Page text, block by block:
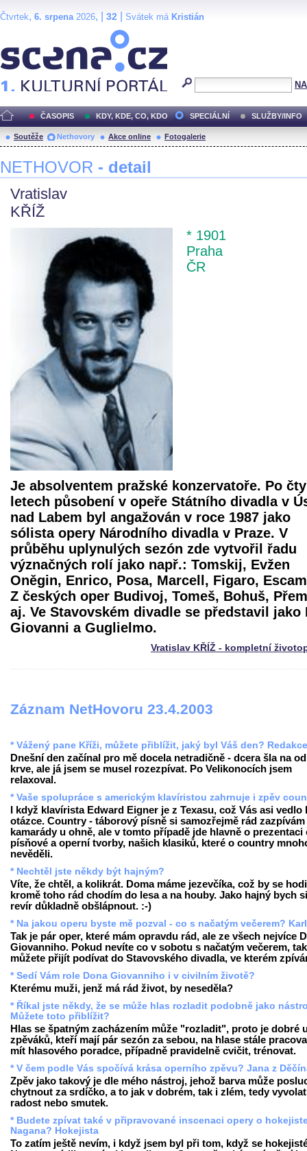
Čtvrtek, 6. srpena2026, | 32 Svátek má Kristián
ČASOPIS KDY, KDE, CO, KDO SPECIÁLNÍ SLUŽBY/INFO
Soutěže Nethovory Akce online Fotogalerie
NETHOVOR - detail
Vratislav
KŘÍŽ
* 1901
Praha
ČR
Je absolventem pražské konzervatoře. Po
letech působení v opeře Státního divadla v
nad Labem byl angažován v roce 1987 jako
sólista opery Národního divadla v Praze. V
průběhu uplynulých sezón zde vytvořil řadu
význačných rolí jako např.: Tomskij, Evžen
Oněgin, Enrico, Posa, Marcell, Figaro,
Z českých oper Budivoj, Tomeš, Bohuš,
aj. Ve Stavovském divadle se představil jako
Giovanni a Guglielmo.
Vratislav KŘÍŽ - kompletní
Záznam NetHovoru 23.4.2003
* Vážený pane Kříži, můžete přiblížit, jaký byl Váš den? Redakce
Dnešní den začínal pro mě docela netradičně - dcera šla na
krve, ale já jsem se musel rozezpívat. Po Velikonocích jsem
relaxoval.
* Vaše spolupráce s americkým klavíristou zahrnuje i zpěv
I když klavírista Edward Eigner je z Texasu, což Vás asi vedlo
otázce. Country - táborový písně si samozřejmě rád zazpívám
kamarády u ohně, ale v tomto případě jde hlavně o prezentaci
písňové a operní tvorby, našich klasiků, které o country
nevěděli.
* Nechtěl jste někdy být hajným?
Víte, že chtěl, a kolikrát. Doma máme jezevčíka, což by se
kromě toho rád chodím do lesa a na houby. Jako hajný bych
revír důkladně obšlápnout. :-)
* Na jakou operu byste mě pozval - co s načatým večerem?
Tak je pár oper, které mám opravdu rád, ale ze všech nejvíce
Giovanniho. Pokud nevíte co v sobotu s načatým večerem,
můžete přijít podívat do Stavovského divadla, ve kterém
* Sedí Vám role Dona Giovanniho i v civilním životě?
Kterému muži, jenž má rád život, by neseděla?
* Říkal jste někdy, že se může hlas rozladit podobně jako
Můžete toto přiblížit?
Hlas se špatným zacházením může "rozladit", proto je dobré
zpěváků, kteří mají pár sezón za sebou, na hlase stále
mít hlasového poradce, případně pravidelně cvičit, trénovat.
* V čem podle Vás spočívá krása operního zpěvu? Jana z
Zpěv jako takový je dle mého nástroj, jehož barva může
chytnout za srdíčko, a to jak v dobrém, tak i zlém, tedy vyvolat
radost nebo smutek.
* Budete zpívat také v připravované inscenaci opery o
Nagana? Hokejista
To zatím ještě nevím, i když jsem byl při tom, když se